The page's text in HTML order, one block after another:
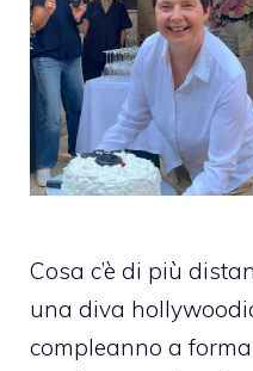
Cosa c’è di più
una diva
compleanno a